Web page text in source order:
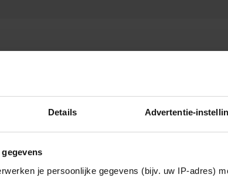
Details Advertentie-
je persoonlijke gegevens (bijv. uw IP-adres)